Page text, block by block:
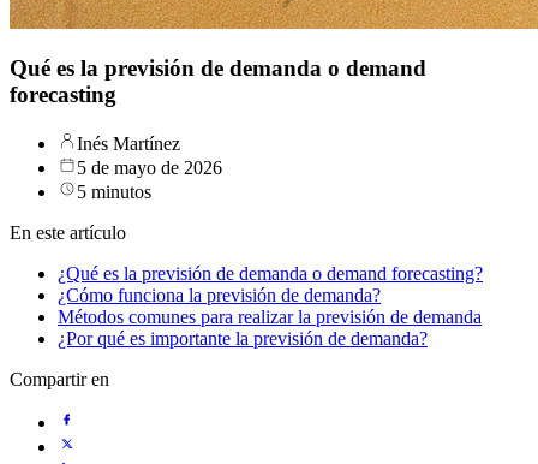
Qué es la previsión de demanda o demand
forecasting
Inés Martínez
5 de mayo de 2026
5 minutos
En este artículo
¿Qué es la previsión de demanda o demand forecasting?
¿Cómo funciona la previsión de demanda?
Métodos comunes para realizar la previsión de demanda
¿Por qué es importante la previsión de demanda?
Compartir en